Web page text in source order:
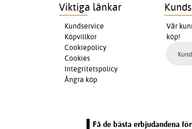
Viktiga länkar
Kundservice
Köpvillkor
Cookiepolicy
Cookies
Integritetspolicy
Ångra köp
Vår
köp!
Få de bästa erbjudandena